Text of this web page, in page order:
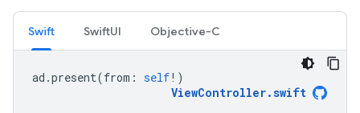
Swift SwiftUI Objective-C
ad .present(from : self!)
ViewController.swift